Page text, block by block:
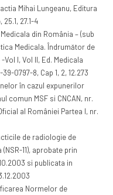
Mihai Lungeanu, Editura
27.1-4
din România – (sub
Medicala. Îndrumător de
I, Vol II, Ed. Medicala
0797-8, Cap 1, 2, 12.273
în cazul expunerilor
comun MSF si CNCAN, nr.
al României Partea I, nr.
de radiologie de
11), aprobate prin
si publicata in
Normelor de